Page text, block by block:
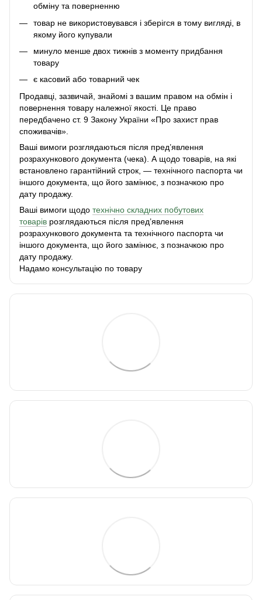
обміну та поверненню
товар не використовувався і зберігся в тому вигляді, в
якому його купували
минуло менше двох тижнів з моменту придбання
товару
є касовий або товарний чек
Продавці, зазвичай, знайомі з вашим правом на обмін і
повернення товару належної якості. Це право
передбачено ст. 9 Закону України «Про захист прав
споживачів».
Ваші вимоги розглядаються після пред’явлення
розрахункового документа (чека). А щодо товарів, на які
встановлено гарантійний строк, — технічного паспорта чи
іншого документа, що його замінює, з позначкою про
дату продажу.
Ваші вимоги щодо технічно складних побутових
товарів розглядаються після пред’явлення
розрахункового документа та технічного паспорта чи
іншого документа, що його замінює, з позначкою про
дату продажу.
Надамо консультацію по товару